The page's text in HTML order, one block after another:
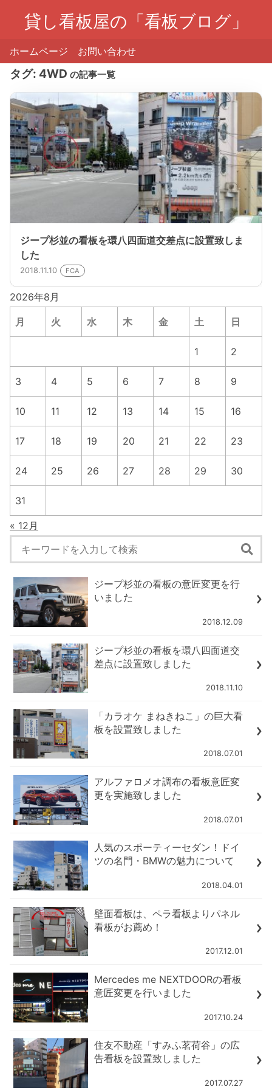
貸し看板屋の「看板ブログ」
ホームページ お問い合わせ
タグ: 4WD の記事一覧
ジープ杉並の看板を環八四面道交差点に設置致しま
した
2018.11.10 FCA
2026年8月
月 火 水 木 金 土 日
1 2
3 4 5 6 7 8 9
10 11 12 13 14 15 16
17 18 19 20 21 22 23
24 25 26 27 28 29 30
31
« 12月
ジープ杉並の看板の意匠変更を行
いました
2018.12.09
ジープ杉並の看板を環八四面道交
差点に設置致しました
2018.11.10
「カラオケ まねきねこ」の巨大看
板を設置致しました
2018.07.01
アルファロメオ調布の看板意匠変
更を実施致しました
2018.07.01
人気のスポーティーセダン！ドイ
ツの名門・BMWの魅力について
2018.04.01
壁面看板は、ペラ看板よりパネル
看板がお薦め！
2017.12.01
Mercedes me NEXTDOORの看板
意匠変更を行いました
2017.10.24
住友不動産「すみふ茗荷谷」の広
告看板を設置致しました
2017.07.27